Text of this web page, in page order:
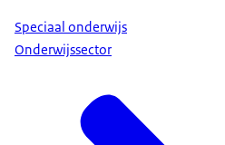
Bijvoorbeeld als onze
zijn om te onderzoeken
rekenen.
Deze onderzoeken zijn
Speciaal onderwijs
Onderwijssector